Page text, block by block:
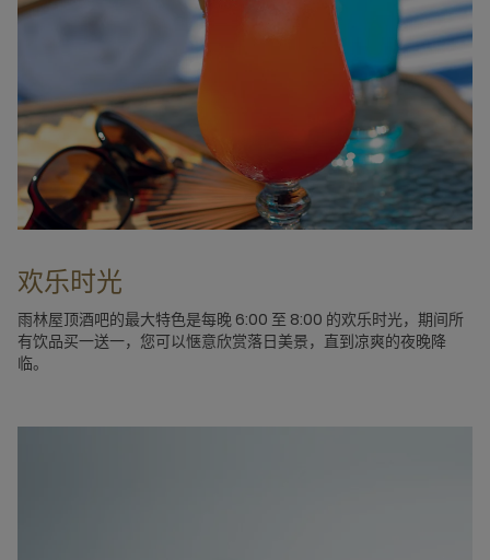
欢乐时光
雨林屋顶酒吧的最大特色是每晚 6:00 至 8:00 的欢乐时光，期间所
有饮品买一送一，您可以惬意欣赏落日美景，直到凉爽的夜晚降
临。